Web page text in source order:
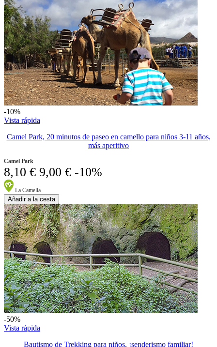
-10%
Vista rápida
Camel Park, 20 minutos de paseo en camello para niños 3-11 años,
más aperitivo
Camel Park
8,10 € 9,00 € -10%
La Camella
Añadir a la cesta
-50%
Vista rápida
Bautismo de Trekking para niños, ¡senderismo familiar!